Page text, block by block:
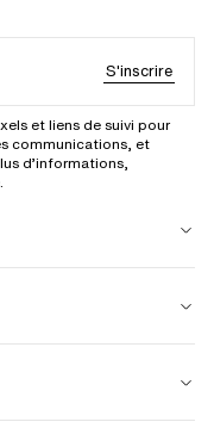
S'inscrire
et liens de suivi pour
communications, et
d’informations,